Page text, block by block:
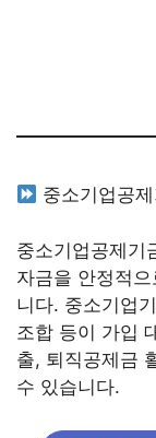
중소기업공
중소기업공제기
자금을 안정적
니다. 중소기업
조합 등이 가입
출, 퇴직공제금
수 있습니다.